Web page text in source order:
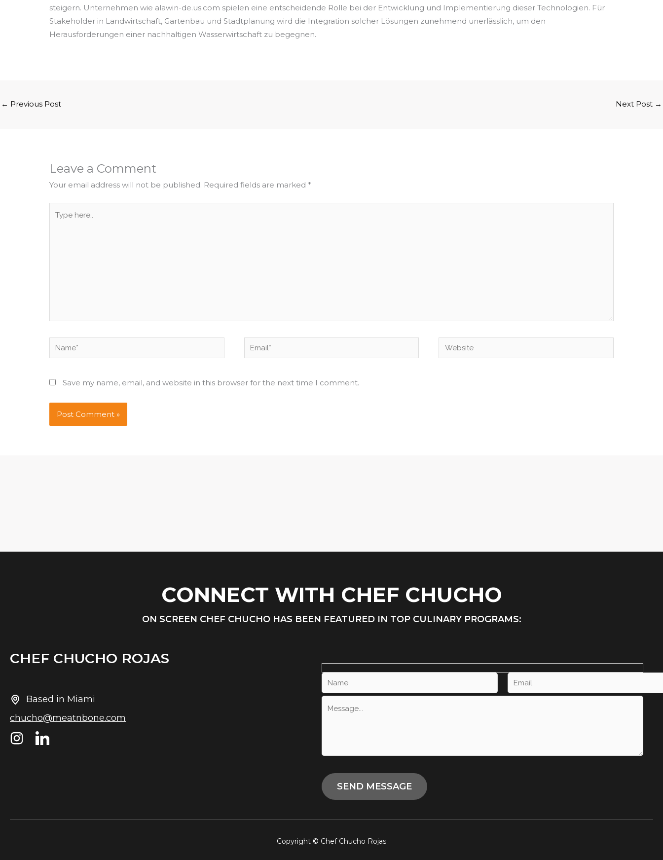
steigern. Unternehmen wie alawin-de.us.com spielen eine entscheidende Rolle bei der Entwicklung und Implementierung dieser Technologien. Für
Stakeholder in Landwirtschaft, Gartenbau und Stadtplanung wird die Integration solcher Lösungen zunehmend unerlässlich, um den
Herausforderungen einer nachhaltigen Wasserwirtschaft zu begegnen.
← Previous Post Next Post →
Leave a Comment
Your email address will not be published. Required fields are marked *
here..
Name* Email* Website
Save my name, email, and website in this browser for the next time I comment.
CONNECT WITH CHEF CHUCHO
ON SCREEN CHEF CHUCHO HAS BEEN FEATURED IN TOP CULINARY PROGRAMS:
CHEF CHUCHO ROJAS
Based in Miami
chucho@meatnbone.com
Copyright © Chef Chucho Rojas